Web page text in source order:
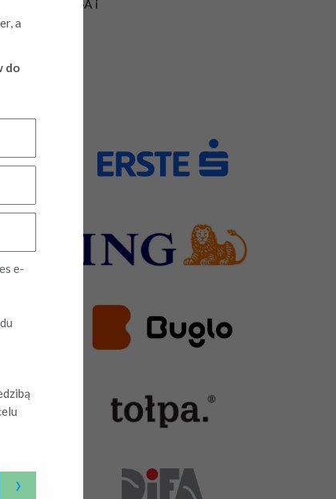
Bank Polska SA i
a
do
e-
›